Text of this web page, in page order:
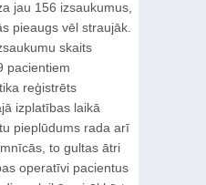
jau 156 izsaukumus,
pieaugs vēl straujāk.
skaits
pacientiem
reģistrēts
izplatības laikā
pieplūdums rada arī
to gultas ātri
operatīvi pacientus